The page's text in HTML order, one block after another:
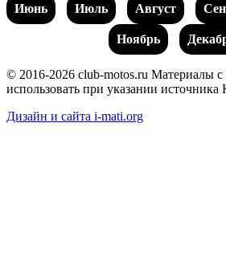
Июнь Июль Август
Ноябрь
© 2016-2026 club-motos.ru Материалы с
использовать при указании источника
Дизайн и сайта i-mati.org